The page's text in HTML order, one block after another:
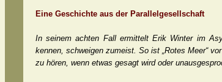
Eine Geschichte aus der Parallelgesellschaft
In seinem achten Fall ermittelt Erik Winter im
kennen, schweigen zumeist. So ist „Rotes Meer“
zu hören, wenn etwas gesagt wird oder